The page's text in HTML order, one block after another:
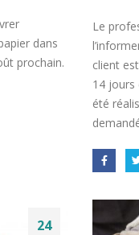
dans
prochain.
Le
client
14 jours
été
24